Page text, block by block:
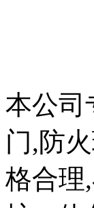
本公司
门,防
格合理